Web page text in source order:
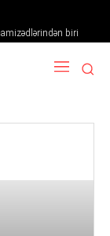
biri